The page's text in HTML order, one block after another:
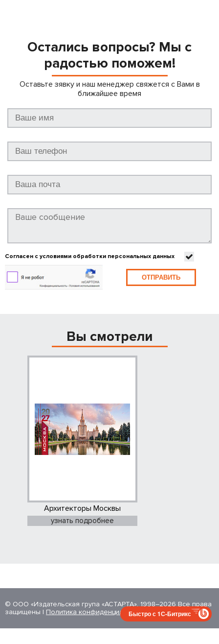
Остались вопросы? Мы с
радостью поможем!
Оставьте зявку и наш менеджер свяжется с Вами в
ближайшее время
Согласен с условиями обработки персональных данных
ОТПРАВИТЬ
Вы смотрели
Архитекторы Москвы
узнать подробнее
© ООО «Издательская група «АСТАРТА», 1998–2026 Все права
защищены | Политика конфиденциальностиБыстро с 1С-Битрикс